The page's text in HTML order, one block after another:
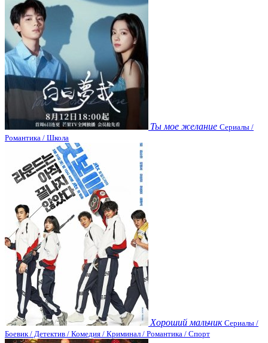
Ты мое желание Сериалы /
Романтика / Школа
Хороший мальчик Сериалы /
Боевик / Детектив / Комедия / Криминал / Романтика / Спорт